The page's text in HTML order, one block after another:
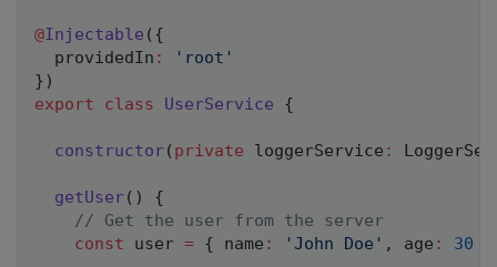
@Injectable ( {
  providedIn
:
'root'
} )
export
class UserService {
constructor( private loggerService :
getUser( )
{
// Get the user from the server
const user = { name : 'John Doe' , age : 30